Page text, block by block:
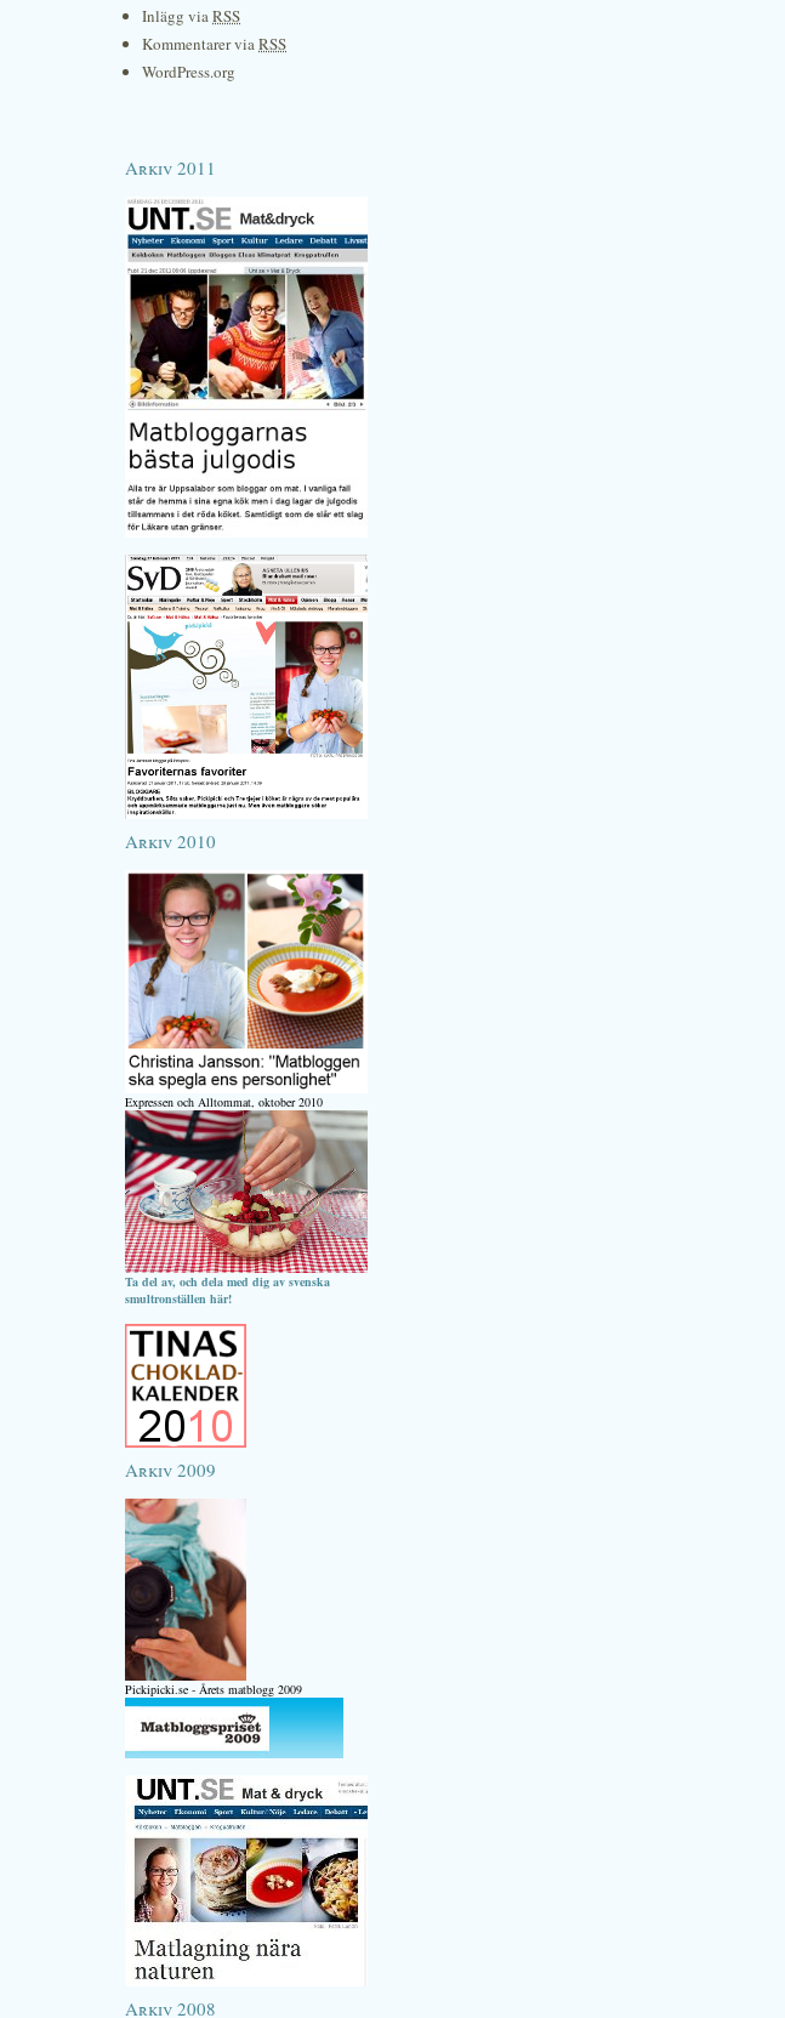
Inlägg viaRSS
Kommentarer viaRSS
WordPress.org
Arkiv 2011
Arkiv 2010
Expressen och Alltommat, oktober 2010
Ta del av, och dela med dig av svenska
smultronställen här!
Arkiv 2009
Pickipicki.se - Årets matblogg 2009
Arkiv 2008